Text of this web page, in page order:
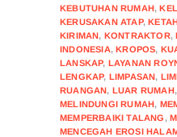
KEBUTUHAN RUMAH,
KERUSAKAN ATAP,
KIRIMAN, KONTRAKTOR,
INDONESIA,KROPOS,
LANSKAP, LAYANAN
LENGKAP, LIMPASAN,
RUANGAN, LUAR RUMAH
MELINDUNGI RUMAH,
MEMPERBAIKI TALANG ,
MENCEGAH EROSI